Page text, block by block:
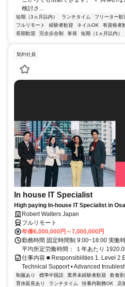
検討さ...
短期（3ヵ月以内） ランチタイム フリーター歓
フルリモート
経験者歓迎 ネイルOK 有資格者
長期歓迎
完全歩合制 単発 短期（1ヵ月以内）
契約社員
In house IT Specialist
High paying In-house IT Specialist in
Robert Walters Japan
フルリモート
年俸6,000,000円～7,000,000円
勤務時間 固定時間制 9:00~18:00 実働
平均所定労働時間： １年あたり
仕事内容 ■ Responsibilities 1. Level 2
Technical Support • Advanced
制服あり 標準中国語 業界未経験者歓迎 飲食割
育休延長あり
ランチタイム 扶養内勤務OK 店